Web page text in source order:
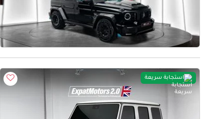
استجابة سريعة